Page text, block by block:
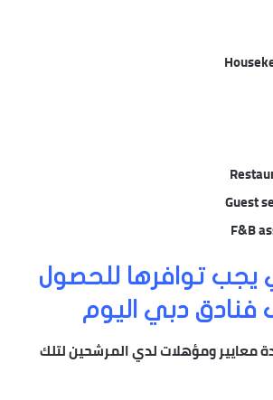
Guest
F&B
يجب توافرها للحصول
دبي اليوم
معايير ومؤهلات لدي المرشحين لتلك